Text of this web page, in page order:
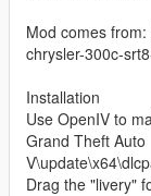
Mod comes
chrysler-300c-
Installation
Use OpenIV to
Grand Theft Auto
Drag the "livery"